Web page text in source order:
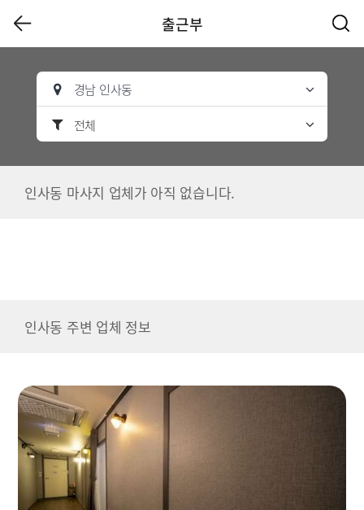
출근부
경남 인사동
전체
인사동 마사지 업체가 아직 없습니다.
인사동 주변 업체 정보